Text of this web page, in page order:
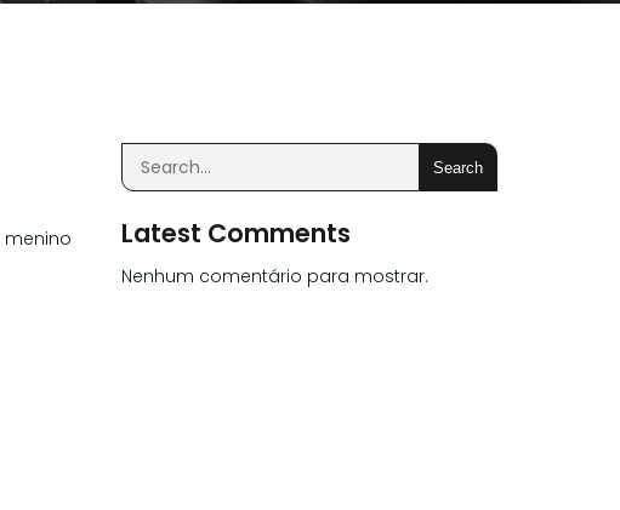
Search
Latest Comments
Nenhum comentário para mostrar.